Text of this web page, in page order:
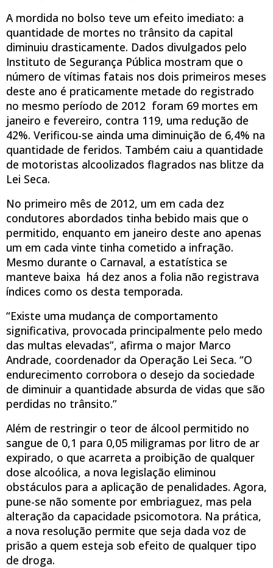
A mordida no bolso teve um efeito imediato: a
quantidade de mortes no trânsito da capital
diminuiu drasticamente. Dados divulgados pelo
Instituto de Segurança Pública mostram que o
número de vítimas fatais nos dois primeiros meses
deste ano é praticamente metade do registrado
no mesmo período de 2012  foram 69 mortes em
janeiro e fevereiro, contra 119, uma redução de
42%. Verificou-se ainda uma diminuição de 6,4% na
quantidade de feridos. Também caiu a quantidade
de motoristas alcoolizados flagrados nas blitze da
Lei Seca.
No primeiro mês de 2012, um em cada dez
condutores abordados tinha bebido mais que o
permitido, enquanto em janeiro deste ano apenas
um em cada vinte tinha cometido a infração.
Mesmo durante o Carnaval, a estatística se
manteve baixa  há dez anos a folia não registrava
índices como os desta temporada.
“Existe uma mudança de comportamento
significativa, provocada principalmente pelo medo
das multas elevadas”, afirma o major Marco
Andrade, coordenador da Operação Lei Seca. “O
endurecimento corrobora o desejo da sociedade
de diminuir a quantidade absurda de vidas que são
perdidas no trânsito.”
Além de restringir o teor de álcool permitido no
sangue de 0,1 para 0,05 miligramas por litro de ar
expirado, o que acarreta a proibição de qualquer
dose alcoólica, a nova legislação eliminou
obstáculos para a aplicação de penalidades. Agora,
pune-se não somente por embriaguez, mas pela
alteração da capacidade psicomotora. Na prática,
a nova resolução permite que seja dada voz de
prisão a quem esteja sob efeito de qualquer tipo
de droga.